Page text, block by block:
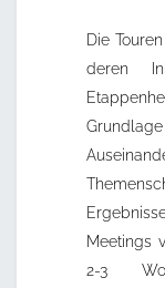
Die
deren
Meetings
2-3